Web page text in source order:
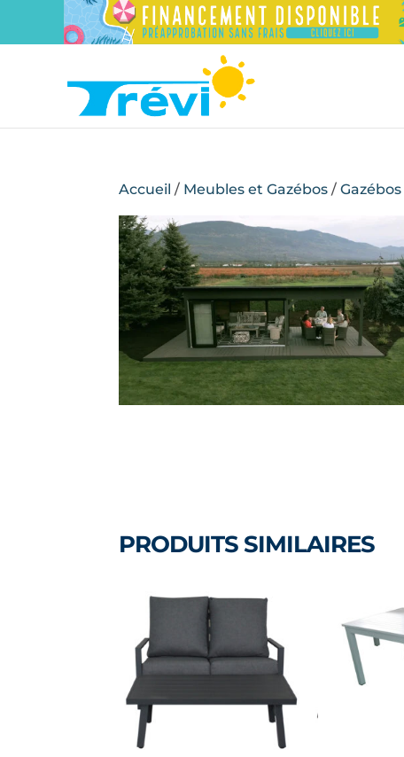
Accueil / Meubles et Gazébos /Gazébos
PRODUITS SIMILAIRES